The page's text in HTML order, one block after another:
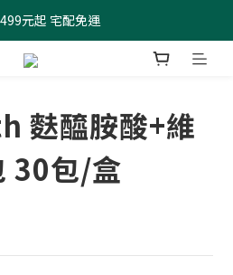
元起 宅配免運
元起 宅配免運
元購物金現領現折
麩醯胺酸+維
30包/盒